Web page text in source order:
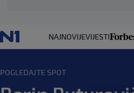
NAJNOVIJEVIJESTI
POGLEDAJTE SPOT